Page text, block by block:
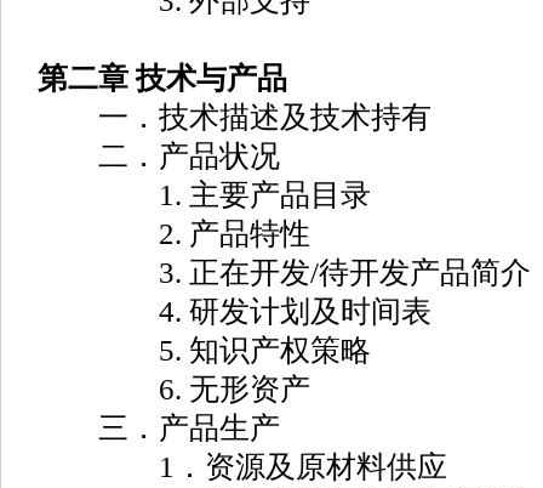
第二章 技术与产品
一．技术描述及技术持有
二．产品状况
1. 主要产品目录
2. 产品特性
3. 正在开发/待开发产品简介
4. 研发计划及时间表
5. 知识产权策略
6. 无形资产
三．产品生产
1．资源及原材料供应